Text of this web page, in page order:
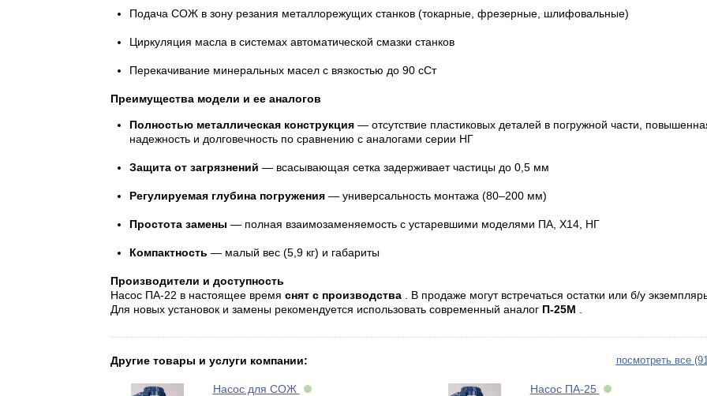
Подача СОЖ в зону резания металлорежущих станков (токарные, фрезерные, шлифовальные)
Циркуляция масла в системах автоматической смазки станков
Перекачивание минеральных масел с вязкостью до 90 сСт
Преимущества модели и ее аналогов
Полностью металлическая конструкция— отсутствие пластиковых деталей в погружной части,
надежность и долговечность по сравнению с аналогами серии НГ
Защита от загрязнений — всасывающая сетка задерживает частицы до 0,5 мм
Регулируемая глубина погружения— универсальность монтажа (80–200 мм)
Простота замены — полная взаимозаменяемость с устаревшими моделями ПА, Х14, НГ
Компактность — малый вес (5,9 кг) и габариты
Производители и доступность
Насос ПА-22 в настоящее время снят с производства. В продаже могут встречаться остатки или б/у
Для новых установок и замены рекомендуется использовать современный аналог П-25М
посмотреть все
Другие товары и услуги компании:
Насос для СОЖ Насос ПА-25